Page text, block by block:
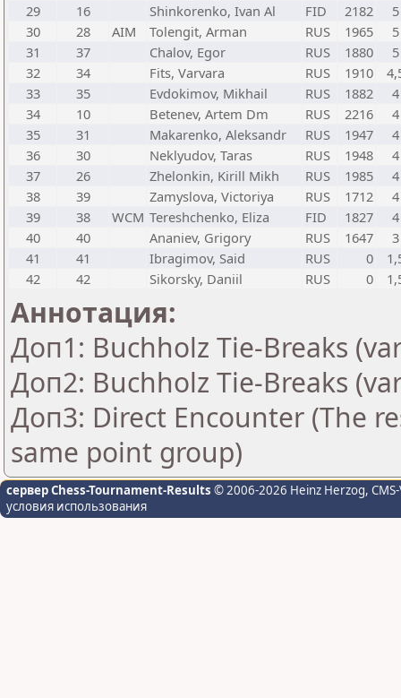
29
16 Shinkorenko, Ivan Al FID 2182
5
30
28 AIM Tolengit, Arman RUS 1965
5
31
37 Chalov, Egor RUS 1880
5
32
34 Fits, Varvara RUS 1910
33
35 Evdokimov, Mikhail RUS 1882
4
34
10 Betenev, Artem Dm RUS 2216
4
35
31 Makarenko, Aleksandr RUS 1947
4
36
30 Neklyudov, Taras RUS 1948
4
37
26 Zhelonkin, Kirill Mikh RUS 1985
4
38
39 Zamyslova, Victoriya RUS 1712
4
39
38 WCM Tereshchenko, Eliza FID 1827
4
40
40 Ananiev, Grigory RUS 1647
3
41
41 Ibragimov, Said RUS 0
42
42 Sikorsky, Daniil RUS 0
Аннотация:
Доп1: Buchholz Tie-Breaks
Доп2: Buchholz Tie-Breaks
Доп3: Direct Encounter (The
same point group)
сервер Chess-Tournament-Results © 2006-2026 Heinz Herzog,
условия использования